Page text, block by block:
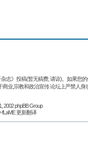
》投稿(暂无稿费, 请谅)。如果您
业,宗教和政治宣传.论坛上严禁人身
2002 phpBB Group
fLaME 更新翻译